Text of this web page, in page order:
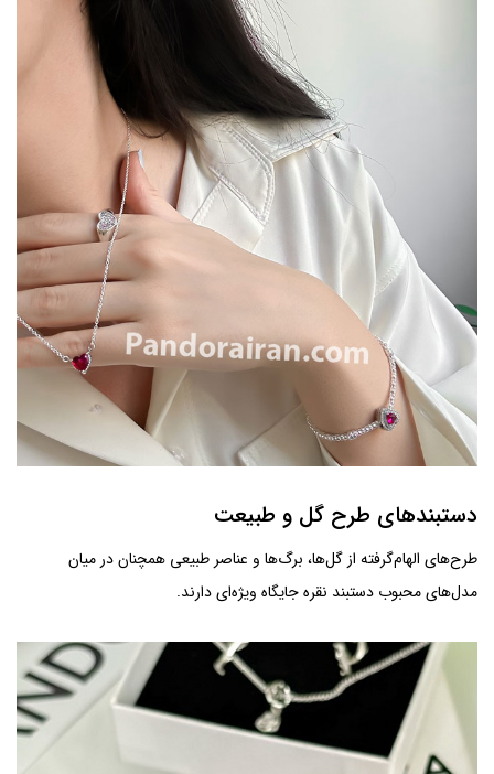
دستبندهای طرح گل و طبیعت
طرح‌های الهام‌گرفته از گل‌ها، برگ‌ها و عناصر طبیعی همچنان در میان
مدل‌های محبوب دستبند نقره جایگاه ویژه‌ای دارند.